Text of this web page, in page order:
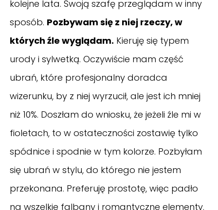
kolejne lata. Swoją szafę przeglądam w inny
sposób. Pozbywam się z niej rzeczy, w
których źle wyglądam. Kieruję się typem
urody i sylwetką. Oczywiście mam część
ubrań, które profesjonalny doradca
wizerunku, by z niej wyrzucił, ale jest ich mniej
niż 10%. Doszłam do wniosku, że jeżeli źle mi w
fioletach, to w ostateczności zostawię tylko
spódnice i spodnie w tym kolorze. Pozbyłam
się ubrań w stylu, do którego nie jestem
przekonana. Preferuję prostotę, więc padło
na wszelkie falbany i romantyczne elementy.